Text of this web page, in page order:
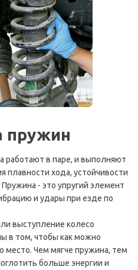
пружин
работают в паре, и выполняют
плавности хода, устойчивости
- это упругий элемент
и удары при езде по
выступление колесо
в том, чтобы как можно
место. Чем мягче пружина, тем
больше энергии и